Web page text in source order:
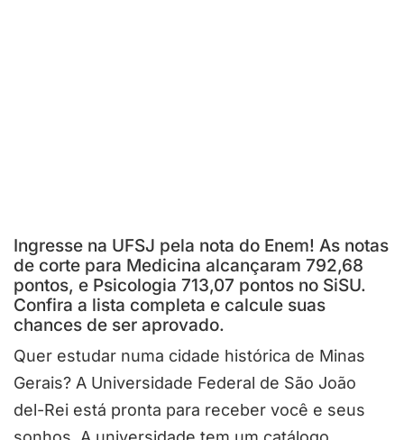
Ingresse na UFSJ pela nota do Enem! As notas
de corte para Medicina alcançaram 792,68
pontos, e Psicologia 713,07 pontos no SiSU.
Confira a lista completa e calcule suas
chances de ser aprovado.
Quer estudar numa cidade histórica de Minas
Gerais? A Universidade Federal de São João
del-Rei está pronta para receber você e seus